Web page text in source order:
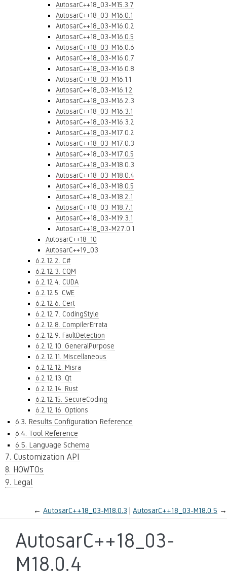
AutosarC++18_03-M15.3.7
AutosarC++18_03-M16.0.1
AutosarC++18_03-M16.0.2
AutosarC++18_03-M16.0.5
AutosarC++18_03-M16.0.6
AutosarC++18_03-M16.0.7
AutosarC++18_03-M16.0.8
AutosarC++18_03-M16.1.1
AutosarC++18_03-M16.1.2
AutosarC++18_03-M16.2.3
AutosarC++18_03-M16.3.1
AutosarC++18_03-M16.3.2
AutosarC++18_03-M17.0.2
AutosarC++18_03-M17.0.3
AutosarC++18_03-M17.0.5
AutosarC++18_03-M18.0.3
AutosarC++18_03-M18.0.4
AutosarC++18_03-M18.0.5
AutosarC++18_03-M18.2.1
AutosarC++18_03-M18.7.1
AutosarC++18_03-M19.3.1
AutosarC++18_03-M27.0.1
AutosarC++18_10
AutosarC++19_03
6.2.12.2. C#
6.2.12.3. CQM
6.2.12.4. CUDA
6.2.12.5. CWE
6.2.12.6. Cert
6.2.12.7. CodingStyle
6.2.12.8. CompilerErrata
6.2.12.9. FaultDetection
6.2.12.10. GeneralPurpose
6.2.12.11. Miscellaneous
6.2.12.12. Misra
6.2.12.13. Qt
6.2.12.14. Rust
6.2.12.15. SecureCoding
6.2.12.16. Options
6.3. Results Configuration Reference
6.4. Tool Reference
6.5. Language Schema
7. Customization API
8. HOWTOs
9. Legal
← AutosarC++18_03-M18.0.3 AutosarC++18_03-M18.0.5 →
AutosarC++18_03-
M18.0.4